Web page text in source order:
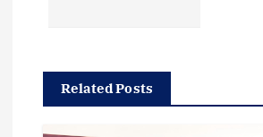
c
Related Posts